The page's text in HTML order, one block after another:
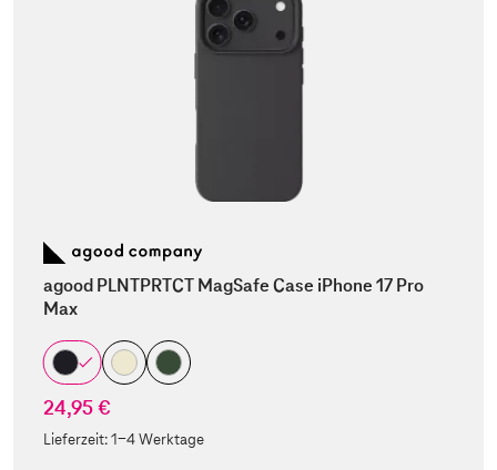
agood PLNTPRTCT MagSafe Case iPhone 17 Pro
Max
24,95 €
Lieferzeit:1-4 Werktage